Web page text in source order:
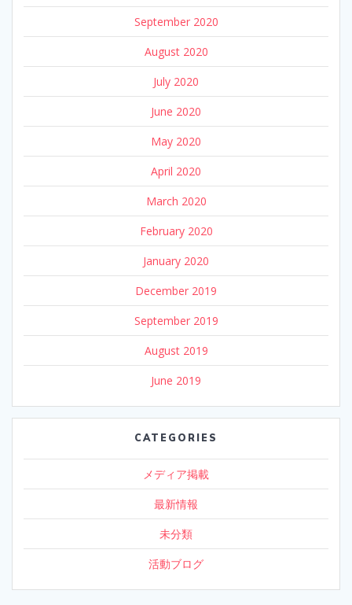
September 2020
August 2020
July 2020
June 2020
May 2020
April 2020
March 2020
February 2020
January 2020
December 2019
September 2019
August 2019
June 2019
CATEGORIES
メディア掲載
最新情報
未分類
活動ブログ